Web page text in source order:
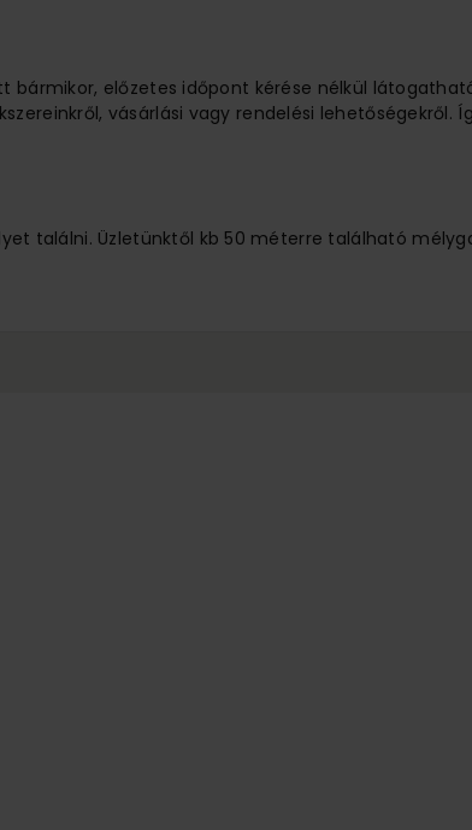
előzetes időpont kérése nélkül
vásárlási vagy rendelési lehetőségekről.
találni. Üzletünktől kb 50 méterre található